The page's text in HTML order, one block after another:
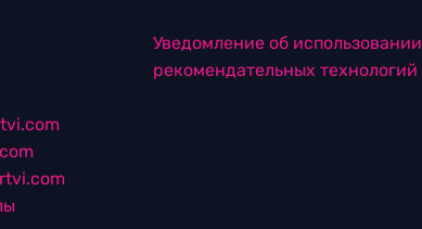
Уведомление об использовании
рекомендательных технологий